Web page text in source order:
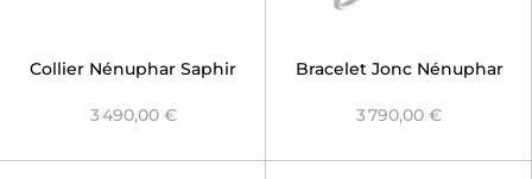
Collier Nénuphar Saphir
3 490,00 €
Bracelet Jonc Nénuphar
3 790,00 €